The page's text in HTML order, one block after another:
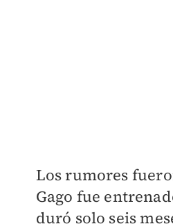
Los rumores
Gago fue
duró solo seis